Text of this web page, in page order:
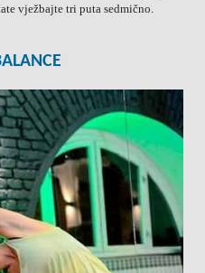
vježbajte tri puta sedmično.